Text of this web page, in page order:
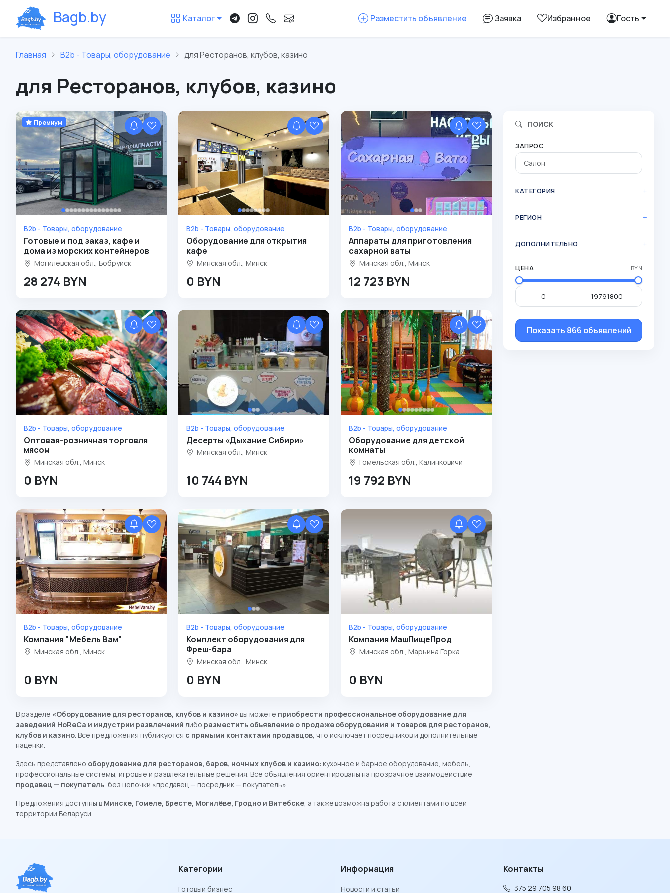
Bagb.by Каталог Разместить объявление Заявка Избранное Гость
Главная B2b - Товары, оборудование для Ресторанов, клубов, казино
для Ресторанов, клубов, казино
ЗАПРОС
КАТЕГОРИЯ
РЕГИОН
ДОПОЛНИТЕЛЬНО
ЦЕНА BYN
Показать 866 объявлений
ПОИСК
Премиум
B2b - Товары, оборудование
Готовые и под заказ, кафе и
дома из морских контейнеров
Могилевская обл., Бобруйск
28 274 BYN
B2b - Товары, оборудование
Оборудование для открытия
кафе
Минская обл., Минск
0 BYN
B2b - Товары, оборудование
Аппараты для приготовления
сахарной ваты
Минская обл., Минск
12 723 BYN
B2b - Товары, оборудование
Оптовая-розничная торговля
мясом
Минская обл., Минск
0 BYN
B2b - Товары, оборудование
Десерты «Дыхание Сибири»
Минская обл., Минск
10 744 BYN
B2b - Товары, оборудование
Оборудование для детской
комнаты
Гомельская обл., Калинковичи
19 792 BYN
B2b - Товары, оборудование
Компания "Мебель Вам"
Минская обл., Минск
0 BYN
B2b - Товары, оборудование
Комплект оборудования для
Фреш-бара
Минская обл., Минск
0 BYN
B2b - Товары, оборудование
Компания МашПищеПрод
Минская обл., Марьина Горка
0 BYN
В разделе «Оборудование для ресторанов, клубов и казино» вы можете приобрести профессиональное оборудование для
заведений HoReCa и индустрии развлечений либо разместить объявление о продаже оборудования и товаров для ресторанов,
клубов и казино. Все предложения публикуются с прямыми контактами продавцов, что исключает посредников и дополнительные
наценки.
Здесь представлено оборудование для ресторанов, баров, ночных клубов и казино: кухонное и барное оборудование, мебель,
профессиональные системы, игровые и развлекательные решения. Все объявления ориентированы на прозрачное взаимодействие
продавец — покупатель, без цепочки «продавец — посредник — покупатель».
Предложения доступны в Минске, Гомеле, Бресте, Могилёве, Гродно и Витебске, а также возможна работа с клиентами по всей
территории Беларуси.
Категории
Готовый бизнес
Информация
Новости и статьи
Контакты
375 29 705 98 60